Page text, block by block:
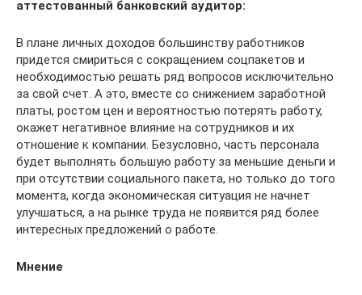
аттестованный банковский аудитор:
В плане личных доходов большинству работников
придется смириться с сокращением соцпакетов и
необходимостью решать ряд вопросов исключительно
за свой счет. А это, вместе со снижением заработной
платы, ростом цен и вероятностью потерять работу,
окажет негативное влияние на сотрудников и их
отношение к компании. Безусловно, часть персонала
будет выполнять большую работу за меньшие деньги и
при отсутствии социального пакета, но только до того
момента, когда экономическая ситуация не начнет
улучшаться, а на рынке труда не появится ряд более
интересных предложений о работе.
Мнение